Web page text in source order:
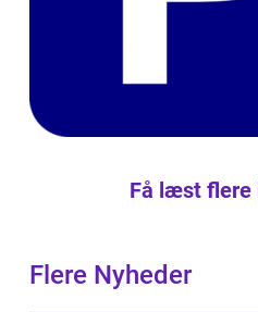
Få læst flere
Flere Nyheder